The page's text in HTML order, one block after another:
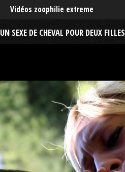
Vidéos zoophilie extreme
UN SEXE DE CHEVAL POUR DEUX FILLES